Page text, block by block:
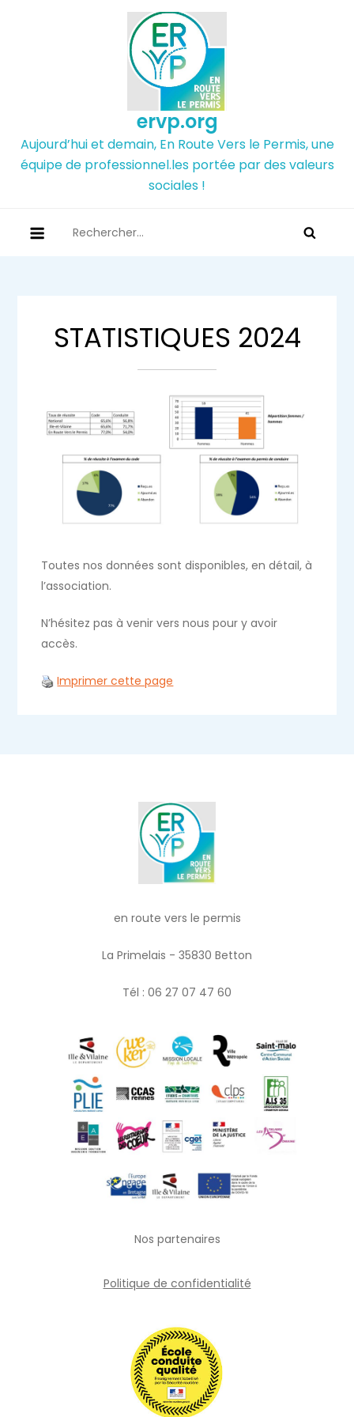
ervp.org
Aujourd’hui et demain, En Route Vers le Permis, une
équipe de professionnel.les portée par des valeurs
sociales !
STATISTIQUES 2024
Toutes nos données sont disponibles, en détail, à
l’association.
N’hésitez pas à venir vers nous pour y avoir
accès.
Imprimer cette page
en route vers le permis
La Primelais - 35830 Betton
Tél : 06 27 07 47 60
Nos partenaires
Politique de confidentialité